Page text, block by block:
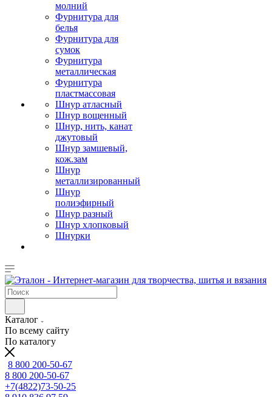
молний
Фурнитура для
белья
Фурнитура для
сумок
Фурнитура
металлическая
Фурнитура
пластмассовая
Шнур атласный
Шнур вощенный
Шнур, нить, канат
джутовый
Шнур замшевый,
кож.зам
Шнур
металлизированный
Шнур
полиэфирный
Шнур разный
Шнур хлопковый
Шнурки
Каталог
По всему сайту
По каталогу
8 800 200-50-67
8 800 200-50-67
+7(4822)73-50-25